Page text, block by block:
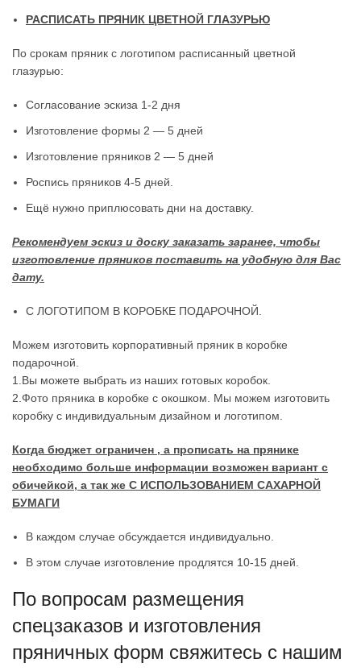
РАСПИСАТЬ ПРЯНИК ЦВЕТНОЙ ГЛАЗУРЬЮ
По срокам пряник с логотипом расписанный цветной
глазурью:
Согласование эскиза 1-2 дня
Изготовление формы 2 — 5 дней
Изготовление пряников 2 — 5 дней
Роспись пряников 4-5 дней.
Ещё нужно приплюсовать дни на доставку.
Рекомендуем эскиз и доску заказать заранее, чтобы
изготовление пряников поставить на удобную для Вас
дату.
С ЛОГОТИПОМ В КОРОБКЕ ПОДАРОЧНОЙ.
Можем изготовить корпоративный пряник в коробке
подарочной.
1.Вы можете выбрать из наших готовых коробок.
2.Фото пряника в коробке с окошком. Мы можем изготовить
коробку с индивидуальным дизайном и логотипом.
Когда бюджет ограничен , а прописать на прянике
необходимо больше информации возможен вариант с
обичейкой, а так же С ИСПОЛЬЗОВАНИЕМ САХАРНОЙ
БУМАГИ
В каждом случае обсуждается индивидуально.
В этом случае изготовление продлятся 10-15 дней.
По вопросам размещения
спецзаказов и изготовления
пряничных форм свяжитесь с нашим